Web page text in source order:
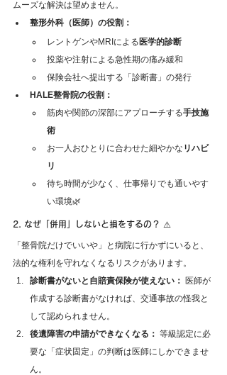
ムーズな解決は望めません。
整形外科（医師）の役割：
レントゲンやMRIによる 医学的診断
投薬や注射による急性期の痛み緩和
保険会社へ提出する「診断書」の発行
HALE整骨院の役割：
筋肉や関節の深部にアプローチする手技施
術
お一人おひとりに合わせた細やかな リハビ
リ
待ち時間が少なく、仕事帰りでも通いやす
い環境🌿
2. なぜ「併用」しないと損をするの？ ⚠️
「整骨院だけでいいや」と病院に行かずにいると、
法的な権利を守れなくなるリスクがあります。
診断書がないと自賠責保険が使えない：
医師が
作成する診断書がなければ、交通事故の怪我と
して認められません。
後遺障害の申請ができなくなる： 等級認定に必
要な「症状固定」の判断は医師にしかできませ
ん。